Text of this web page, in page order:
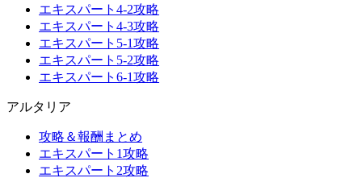
エキスパート4-2攻略
エキスパート4-3攻略
エキスパート5-1攻略
エキスパート5-2攻略
エキスパート6-1攻略
アルタリア
攻略＆報酬まとめ
エキスパート1攻略
エキスパート2攻略